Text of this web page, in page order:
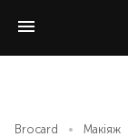
Brocard Макіяж